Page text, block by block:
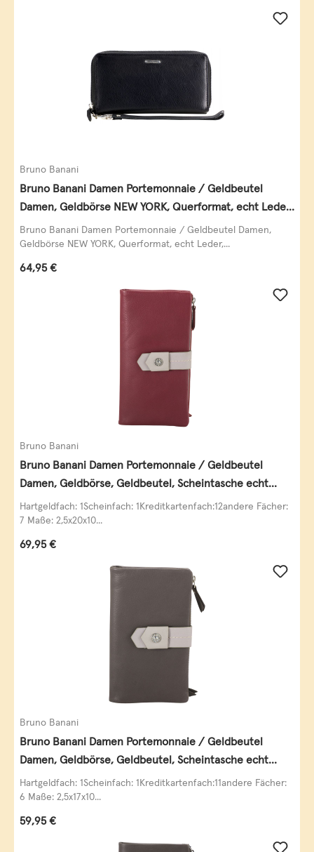
Bruno Banani
Bruno Banani Damen Portemonnaie / Geldbeutel
Damen, Geldbörse NEW YORK, Querformat, echt Leder,
schwarz
Bruno Banani Damen Portemonnaie / Geldbeutel Damen,
Geldbörse NEW YORK, Querformat, echt Leder,...
Regulärer Preis:
64,95 €
Bruno Banani
Bruno Banani Damen Portemonnaie / Geldbeutel
Damen, Geldbörse, Geldbeutel, Scheintasche echt
Leder
Hartgeldfach: 1Scheinfach: 1Kreditkartenfach:12andere Fächer:
7 Maße: 2,5x20x10...
Regulärer Preis:
69,95 €
Bruno Banani
Bruno Banani Damen Portemonnaie / Geldbeutel
Damen, Geldbörse, Geldbeutel, Scheintasche echt
Leder
Hartgeldfach: 1Scheinfach: 1Kreditkartenfach:11andere Fächer:
6 Maße: 2,5x17x10...
Regulärer Preis:
59,95 €